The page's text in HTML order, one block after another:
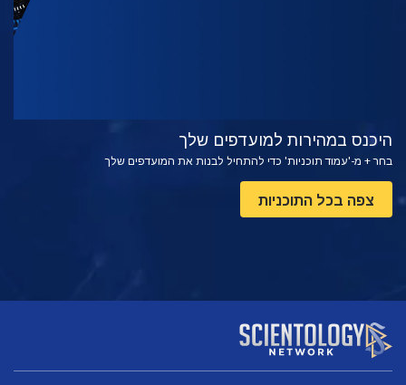
היכנס במהירות למועדפים שלך
בחר + מ-'עמוד תוכניות' כדי להתחיל לבנות את המועדפים שלך
צפה בכל התוכניות